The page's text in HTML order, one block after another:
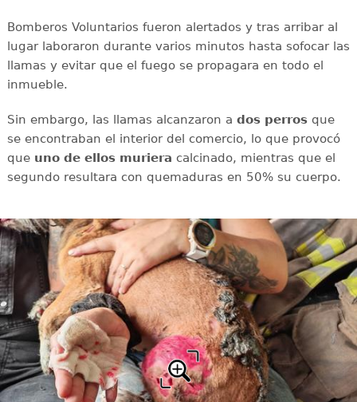
Bomberos Voluntarios fueron alertados y tras arribar al
lugar laboraron durante varios minutos hasta sofocar las
llamas y evitar que el fuego se propagara en todo el
inmueble.
Sin embargo, las llamas alcanzaron a dos perrosque
se encontraban el interior del comercio, lo que provocó
que uno de ellos muriera calcinado, mientras que el
segundo resultara con quemaduras en 50% su cuerpo.